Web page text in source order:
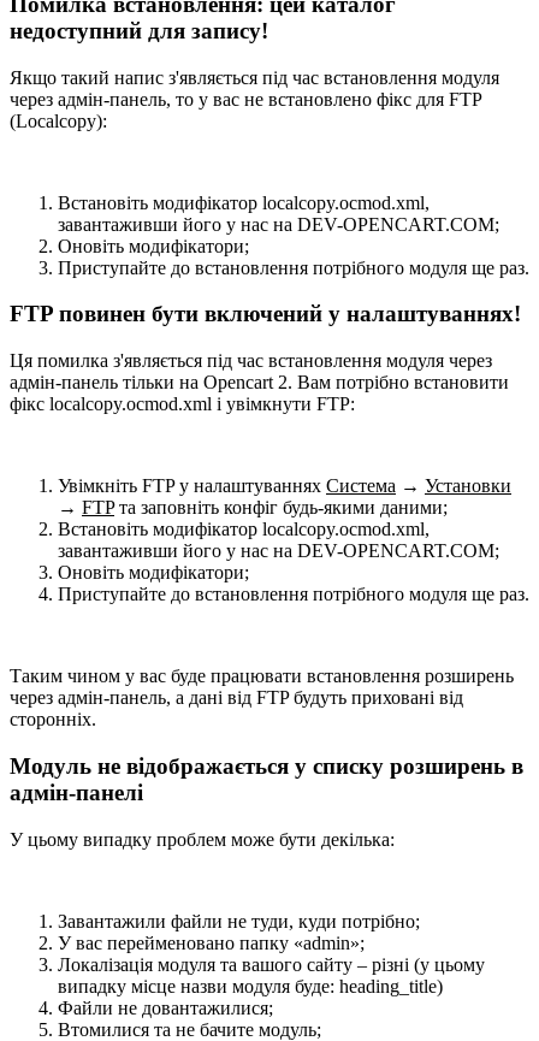
недоступний для запису!
Якщо такий напис з'являється під час встановлення модуля
через адмін-панель, то у вас не встановлено фікс для FTP
(Localcopy):
Встановіть модифікатор localcopy.ocmod.xml,
завантаживши його у нас на DEV-OPENCART.COM;
Оновіть модифікатори;
Приступайте до встановлення потрібного модуля ще раз.
FTP повинен бути включений у налаштуваннях!
Ця помилка з'являється під час встановлення модуля через
адмін-панель тільки на Opencart 2. Вам потрібно встановити
фікс localcopy.ocmod.xml і увімкнути FTP:
Увімкніть FTP у налаштуваннях Система → Установки
→ FTPта заповніть конфіг будь-якими даними;
Встановіть модифікатор localcopy.ocmod.xml,
завантаживши його у нас на DEV-OPENCART.COM;
Оновіть модифікатори;
Приступайте до встановлення потрібного модуля ще раз.
Таким чином у вас буде працювати встановлення розширень
через адмін-панель, а дані від FTP будуть приховані від
сторонніх.
Модуль не відображається у списку розширень в
адмін-панелі
У цьому випадку проблем може бути декілька:
Завантажили файли не туди, куди потрібно;
У вас перейменовано папку «admin»;
Локалізація модуля та вашого сайту – різні (у цьому
випадку місце назви модуля буде: heading_title)
Файли не довантажилися;
Втомилися та не бачите модуль;